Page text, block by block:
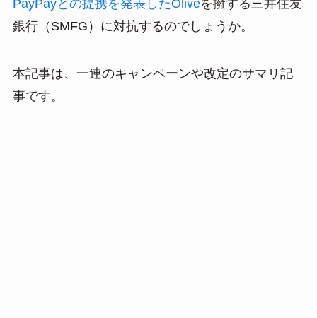
a
PayPayとの提携を発表したOliveを擁する三井住友
銀行（SMFG）に対抗するのでしょうか。
本記事は、一連のキャンペーンや改定のサマリ記
事です。